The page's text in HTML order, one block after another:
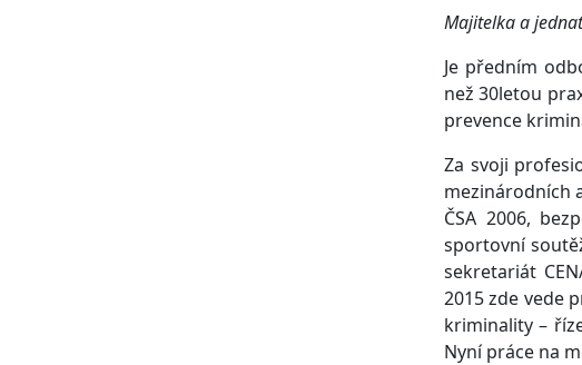
Majitelka a
Je předním
než 30letou
prevence
Za svoji
mezinárodních
ČSA 2006,
sportovní
sekretariát
2015 zde vede
kriminality –
Nyní práce na